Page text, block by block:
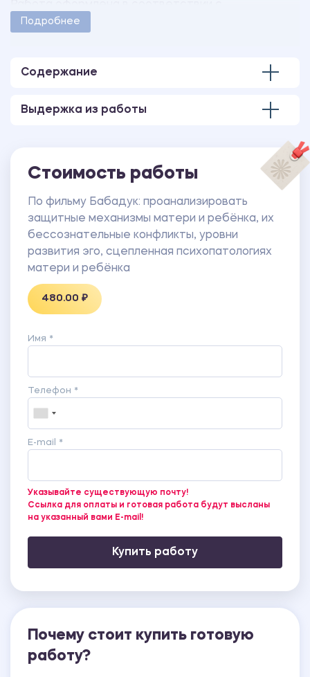
методическими указаниями учебного заведения.
Подробнее
Содержание
Выдержка из работы
Стоимость работы
По фильму Бабадук: проанализировать
защитные механизмы матери и ребёнка, их
бессознательные конфликты, уровни
развития эго, сцепленная психопатологиях
матери и ребёнка
480.00 ₽
Имя *
Телефон *
E-mail *
Указывайте существующую почту!
Ссылка для оплаты и готовая работа будут высланы
на указанный вами E-mail!
Купить работу
Почему стоит купить готовую
работу?